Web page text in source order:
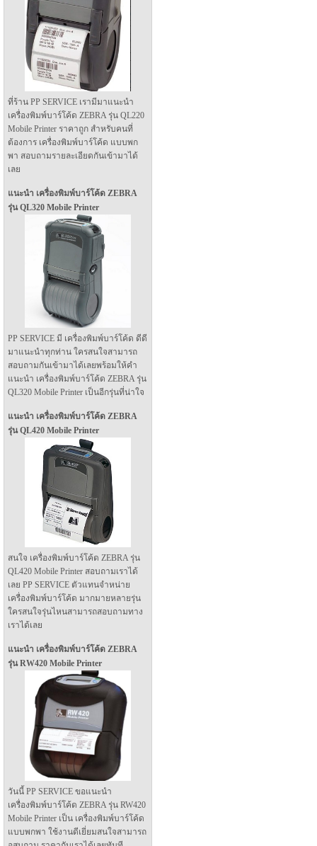
ที่ร้าน PP SERVICE เรามีมาแนะนำ
เครื่องพิมพ์บาร์โค้ด ZEBRA รุ่น QL220
Mobile Printer ราคาถูก สำหรับคนที่
ต้องการ เครื่องพิมพ์บาร์โค้ด แบบพก
พา สอบถามรายละเอียดกันเข้ามาได้
เลย
แนะนำ เครื่องพิมพ์บาร์โค้ด ZEBRA
รุ่น QL320 Mobile Printer
PP SERVICE มี เครื่องพิมพ์บาร์โค้ด ดีดี
มาแนะนำทุกท่าน ใครสนใจสามารถ
สอบถามกันเข้ามาได้เลยพร้อมให้คำ
แนะนำ เครื่องพิมพ์บาร์โค้ด ZEBRA รุ่น
QL320 Mobile Printer เป็นอีกรุ่นที่น่าใจ
แนะนำ เครื่องพิมพ์บาร์โค้ด ZEBRA
รุ่น QL420 Mobile Printer
สนใจ เครื่องพิมพ์บาร์โค้ด ZEBRA รุ่น
QL420 Mobile Printer สอบถามเราได้
เลย PP SERVICE ตัวแทนจำหน่าย
เครื่องพิมพ์บาร์โค้ด มากมายหลายรุ่น
ใครสนใจรุ่นไหนสามารถสอบถามทาง
เราได้เลย
แนะนำ เครื่องพิมพ์บาร์โค้ด ZEBRA
รุ่น RW420 Mobile Printer
วันนี้ PP SERVICE ขอแนะนำ
เครื่องพิมพ์บาร์โค้ด ZEBRA รุ่น RW420
Mobile Printer เป็น เครื่องพิมพ์บาร์โค้ด
แบบพกพา ใช้งานดีเยี่ยมสนใจสามารถ